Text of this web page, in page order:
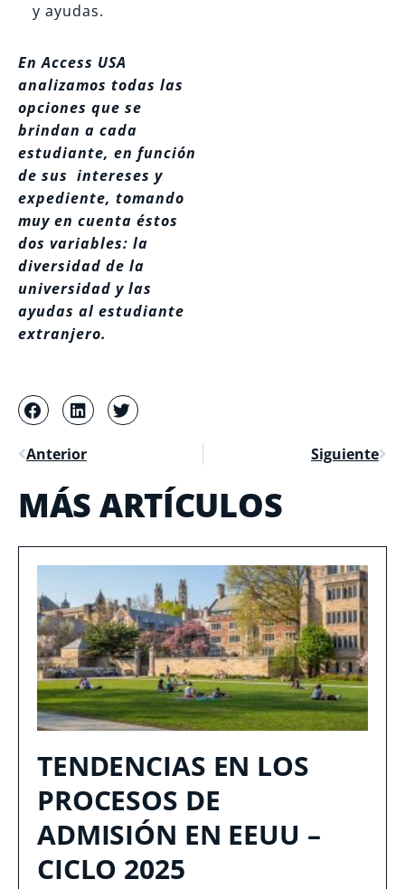
y ayudas.
En Access USA
analizamos todas las
opciones que se
brindan a cada
estudiante, en función
de sus intereses y
expediente, tomando
muy en cuenta éstos
dos variables: la
diversidad de la
universidad y las
ayudas al estudiante
extranjero.
Anterior Siguiente
MÁS ARTÍCULOS
TENDENCIAS EN LOS
PROCESOS DE
ADMISIÓN EN EEUU –
CICLO 2025